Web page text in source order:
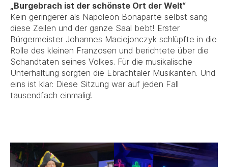
„Burgebrach ist der schönste Ort der Welt“
Kein geringerer als Napoleon Bonaparte selbst sang
diese Zeilen und der ganze Saal bebt! Erster
Bürgermeister Johannes Maciejonczyk schlüpfte in die
Rolle des kleinen Franzosen und berichtete über die
Schandtaten seines Volkes. Für die musikalische
Unterhaltung sorgten die Ebrachtaler Musikanten. Und
eins ist klar: Diese Sitzung war auf jeden Fall
tausendfach einmalig!